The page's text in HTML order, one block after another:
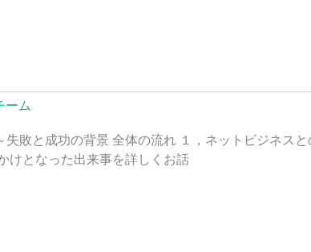
ーム
敗と成功の背景 全体の流れ １，ネットビジネス
けとなった出来事を詳しくお話